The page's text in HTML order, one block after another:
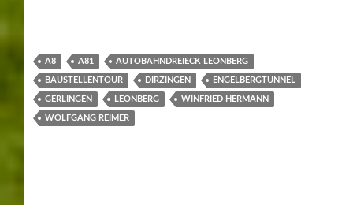
A8 A81 AUTOBAHNDREIECK LEONBERG
BAUSTELLENTOUR DIRZINGEN ENGELBERGTUNNEL
GERLINGEN LEONBERG WINFRIED HERMANN
WOLFGANG REIMER